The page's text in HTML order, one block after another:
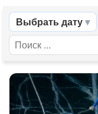
Выбрать дату